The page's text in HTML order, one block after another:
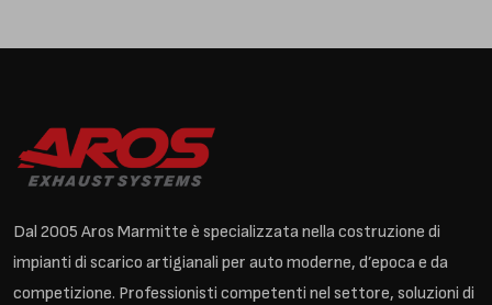
Dal 2005 Aros Marmitte è specializzata nella costruzione di
impianti di scarico artigianali per auto moderne, d’epoca e da
competizione. Professionisti competenti nel settore, soluzioni di